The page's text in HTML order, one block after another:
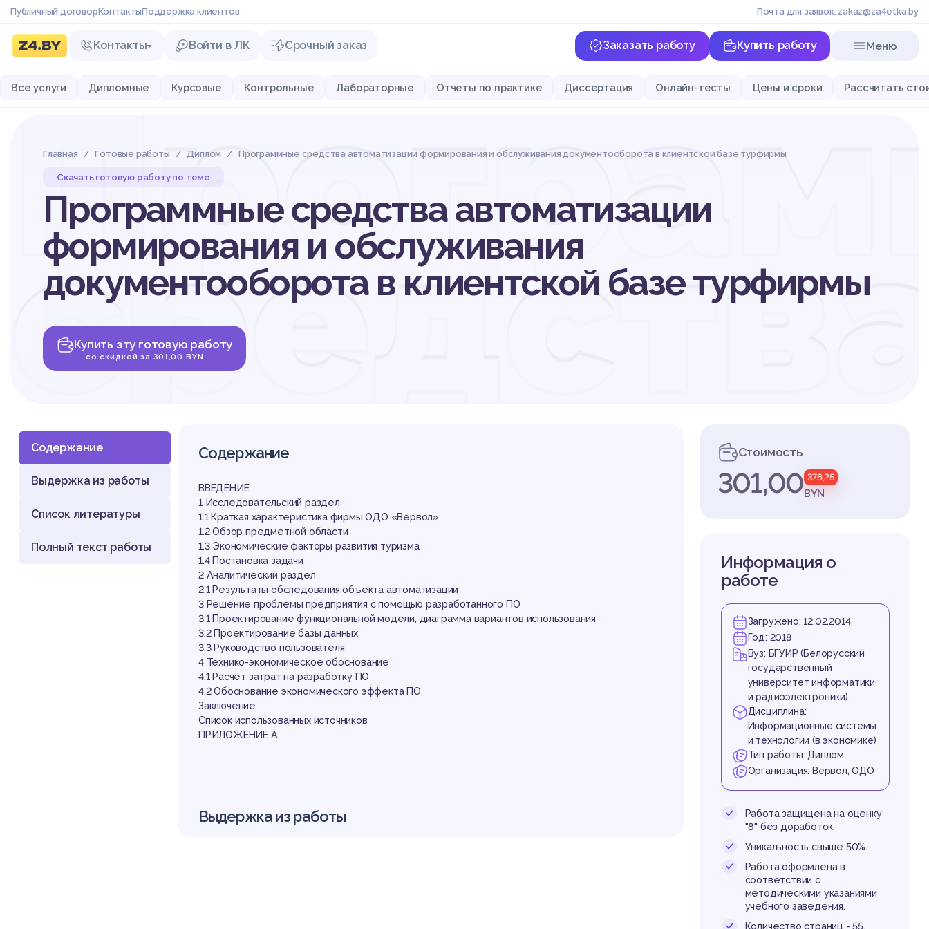
Публичный договорКонтактыПоддержка клиентов Почта для заявок: zakaz@za4etka.by
Контакты Войти в ЛК Срочный заказ Заказать работу Купить работу Меню
Все услуги Дипломные Курсовые Контрольные Лабораторные Отчеты по практике Диссертация Онлайн-тесты Цены и сроки Рассчитать
Главная Готовые работы Диплом Программные средства автоматизации формирования и обслуживания документооборота в клиентской базе турфирмы
Скачать готовую работу по теме
Программные средства автоматизации
формирования и обслуживания
документооборота в клиентской базе турфирмы
Купить эту готовую работу
со скидкой за 301,00 BYN
Содержание
Выдержка из работы
Список литературы
Полный текст работы
Содержание
ВВЕДЕНИЕ
1 Исследовательский раздел
1.1 Краткая характеристика фирмы ОДО «Вервол»
1.2 Обзор предметной области
1.3 Экономические факторы развития туризма
1.4 Постановка задачи
2 Аналитический раздел
2.1 Результаты обследования объекта автоматизации
3 Решение проблемы предприятия с помощью разработанного ПО
3.1 Проектирование функциональной модели, диаграмма вариантов использования
3.2 Проектирование базы данных
3.3 Руководство пользователя
4 Технико-экономическое обоснование
4.1 Расчёт затрат на разработку ПО
4.2 Обоснование экономического эффекта ПО
Заключение
Список использованных источников
ПРИЛОЖЕНИЕ А
Выдержка из работы
Стоимость
301,00 376,25
BYN
Информация о
работе
Загружено: 12.02.2014
Год: 2018
Вуз: БГУИР (Белорусский
государственный
университет информатики
и радиоэлектроники)
Дисциплина:
Информационные системы
и технологии (в экономике)
Тип работы: Диплом
Организация: Вервол, ОДО
Работа защищена на оценку
"8" без доработок.
Уникальность свыше 50%.
Работа оформлена в
соответствии с
методическими указаниями
учебного заведения.
Количество страниц - 55.